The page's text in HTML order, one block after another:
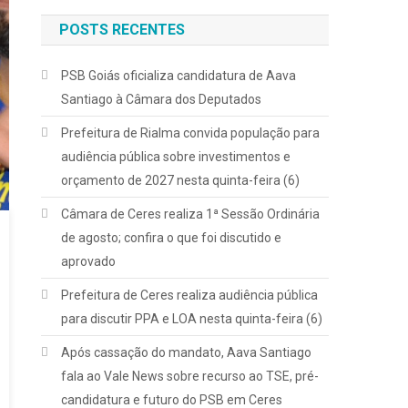
POSTS RECENTES
PSB Goiás oficializa candidatura de Aava
Santiago à Câmara dos Deputados
Prefeitura de Rialma convida população para
audiência pública sobre investimentos e
orçamento de 2027 nesta quinta-feira (6)
Câmara de Ceres realiza 1ª Sessão Ordinária
de agosto; confira o que foi discutido e
aprovado
Prefeitura de Ceres realiza audiência pública
para discutir PPA e LOA nesta quinta-feira (6)
Após cassação do mandato, Aava Santiago
fala ao Vale News sobre recurso ao TSE, pré-
candidatura e futuro do PSB em Ceres